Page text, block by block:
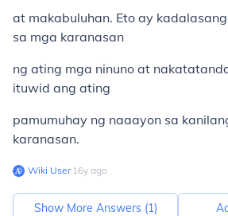
at makabuluhan. Eto ay
sa mga karanasan
ng ating mga ninuno at
ituwid ang ating
pamumuhay ng naaayon sa
karanasan.
Wiki User∙16y ago
Show More Answers (1)